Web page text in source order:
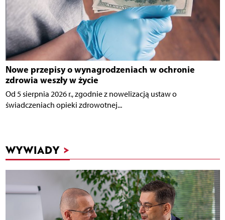
Nowe przepisy o wynagrodzeniach w ochronie
zdrowia weszły w życie
Od 5 sierpnia 2026 r., zgodnie z nowelizacją ustaw o
świadczeniach opieki zdrowotnej...
WYWIADY >